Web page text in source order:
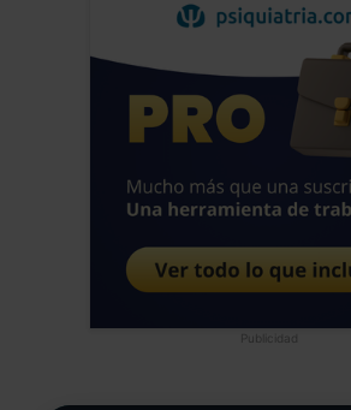
Publicidad